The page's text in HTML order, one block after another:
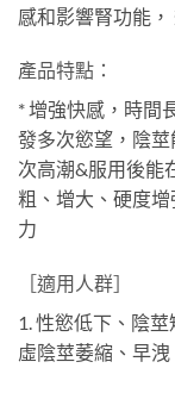
感和影響腎功能，
產品特點：
* 增強快感，時間
發多次慾望，陰
次高潮&服用後能
粗、增大、硬度
力
［適用人群］
1. 性慾低下、陰
虛陰莖萎縮、早洩